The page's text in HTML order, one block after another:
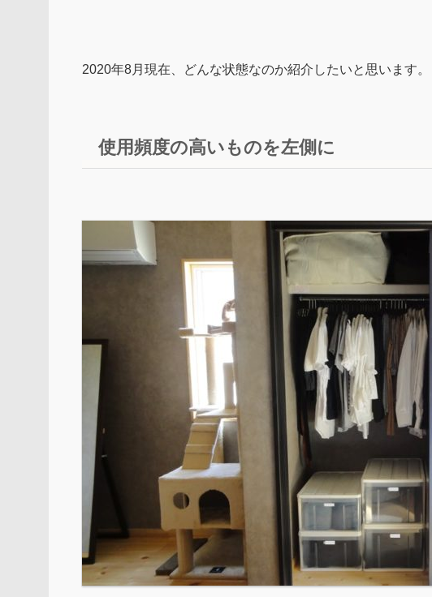
2020年8月現在、どんな状態なのか紹介したいと思います。
使用頻度の高いものを左側に